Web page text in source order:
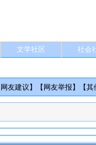
文学社区 社会
网友建议 】【 网友举报 】【其